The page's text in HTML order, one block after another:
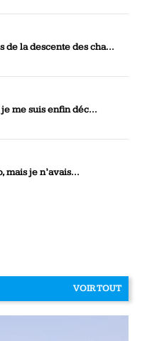
de la descente des cha...
me suis enfin déc...
mais je n’avais...
VOIR TOUT